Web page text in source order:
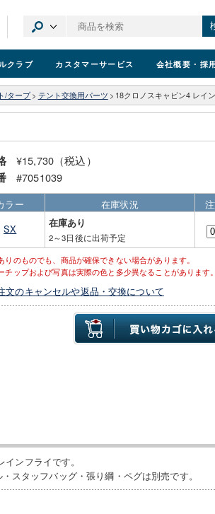
クラブ カスタマーサービス 会社概要 ・採
/タープ> テント交換用パーツ > 18クロノスキャビン4 レイ
¥15,730（税込）
#7051039
ラー 在庫状況
SX
在庫あり
2～3日後に出荷予定
りのものでも、商品が確保できない場合があります。
チップおよび写真は実際の色と多少異なることがあります。
文のキャンセルや返品・交換について
ンフライです。
スタッフバッグ・張り綱・ペグは別売です。